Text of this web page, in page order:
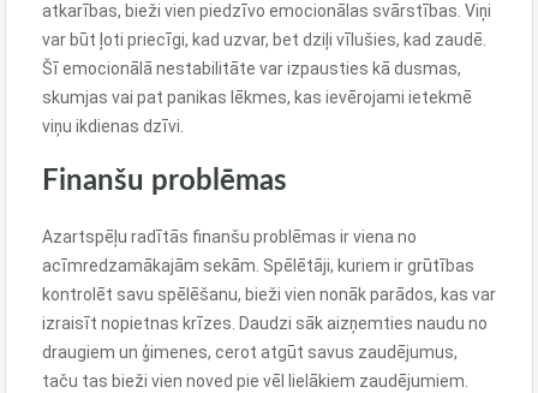
atkarības, bieži vien piedzīvo emocionālas svārstības. Viņi
var būt ļoti priecīgi, kad uzvar, bet dziļi vīlušies, kad zaudē.
Šī emocionālā nestabilitāte var izpausties kā dusmas,
skumjas vai pat panikas lēkmes, kas ievērojami ietekmē
viņu ikdienas dzīvi.
Finanšu problēmas
Azartspēļu radītās finanšu problēmas ir viena no
acīmredzamākajām sekām. Spēlētāji, kuriem ir grūtības
kontrolēt savu spēlēšanu, bieži vien nonāk parādos, kas var
izraisīt nopietnas krīzes. Daudzi sāk aizņemties naudu no
draugiem un ģimenes, cerot atgūt savus zaudējumus,
taču tas bieži vien noved pie vēl lielākiem zaudējumiem.